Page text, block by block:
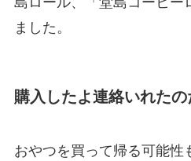
ました。
購入したよ連絡いれたの
おやつを買って帰る可能性